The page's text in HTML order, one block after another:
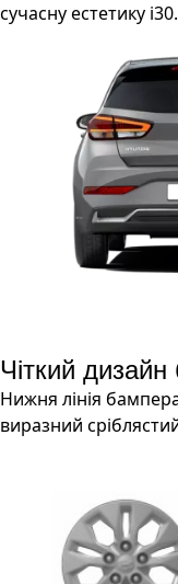
сучасну естетику i30.
Чіткий
Нижня лінія
виразний